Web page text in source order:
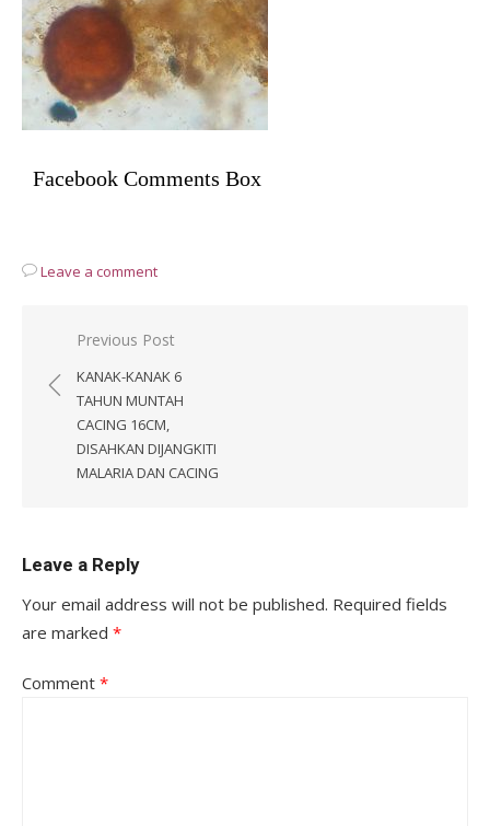
Facebook Comments Box
Leave a comment
Post
navigation
Previous Post
KANAK-KANAK 6
TAHUN MUNTAH
CACING 16CM,
DISAHKAN DIJANGKITI
MALARIA DAN CACING
Leave a Reply
Your email address will not be published. Required fields
are marked *
Comment *